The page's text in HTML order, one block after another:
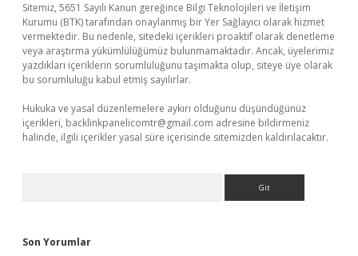
Sitemiz, 5651 Sayılı Kanun gereğince Bilgi Teknolojileri ve İletişim
Kurumu (BTK) tarafından onaylanmış bir Yer Sağlayıcı olarak hizmet
vermektedir. Bu nedenle, sitedeki içerikleri proaktif olarak denetleme
veya araştırma yükümlülüğümüz bulunmamaktadır. Ancak, üyelerimiz
yazdıkları içeriklerin sorumluluğunu taşımakta olup, siteye üye olarak
bu sorumluluğu kabul etmiş sayılırlar.
Hukuka ve yasal düzenlemelere aykırı olduğunu düşündüğünüz
içerikleri, backlinkpanelicomtr@gmail.com adresine bildirmeniz
halinde, ilgili içerikler yasal süre içerisinde sitemizden kaldırılacaktır.
Son Yorumlar